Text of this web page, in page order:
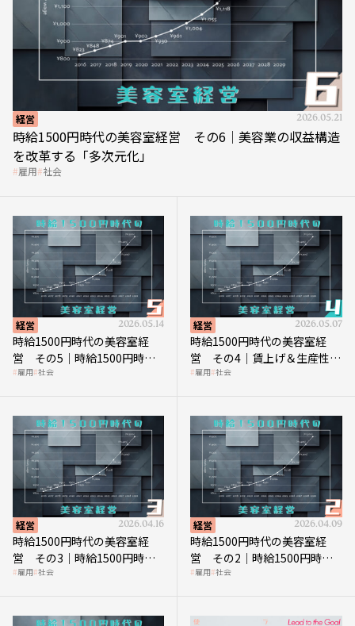
経営 2026.05.21
時給1500円時代の美容室経営 その6｜美容業の収益構造
を改革する「多次元化」
雇用 社会
経営 2026.05.14
時給1500円時代の美容室経
営 その5｜時給1500円時代
の到来は美容業の収益構造を
雇用 社会
経営 2026.05.07
時給1500円時代の美容室経
営 その4｜賃上げ＆生産性向
上につなげる賢い助成金活用
雇用 社会
経営 2026.04.16
時給1500円時代の美容室経
営 その3｜時給1500円時
代、美容業はどのような影響
雇用 社会
経営 2026.04.09
時給1500円時代の美容室経
営 その2｜時給1500円時代
に支払う給与はいくらなのか
雇用 社会